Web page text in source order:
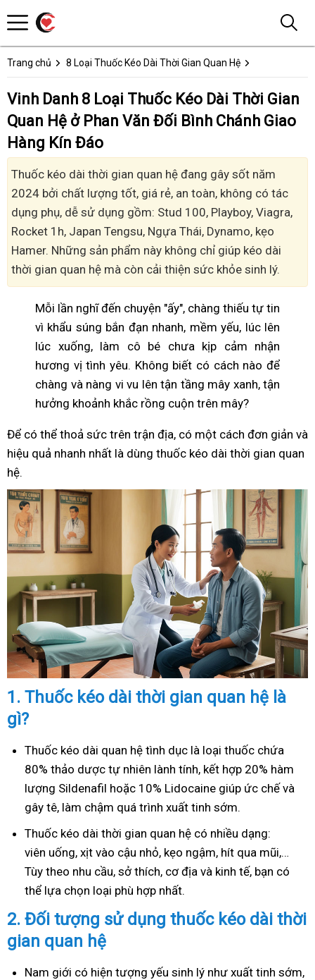
Trang chủ 8 Loại Thuốc Kéo Dài Thời Gian Quan Hệ
Vinh Danh 8 Loại Thuốc Kéo Dài Thời Gian
Quan Hệ ở Phan Văn Đối Bình Chánh Giao
Hàng Kín Đáo
Thuốc kéo dài thời gian quan hệ đang gây sốt năm
2024 bởi chất lượng tốt, giá rẻ, an toàn, không có tác
dụng phụ, dễ sử dụng gồm: Stud 100, Playboy, Viagra,
Rocket 1h, Japan Tengsu, Ngựa Thái, Dynamo, kẹo
Hamer. Những sản phẩm này không chỉ giúp kéo dài
thời gian quan hệ mà còn cải thiện sức khỏe sinh lý.
Mỗi lần nghĩ đến chuyện "ấy", chàng thiếu tự tin
vì khẩu súng bắn đạn nhanh, mềm yếu, lúc lên
lúc xuống, làm cô bé chưa kịp cảm nhận
hương vị tình yêu. Không biết có cách nào để
chàng và nàng vi vu lên tận tầng mây xanh, tận
hưởng khoảnh khắc rồng cuộn trên mây?
Để có thể thoả sức trên trận địa, có một cách đơn giản và
hiệu quả nhanh nhất là dùng thuốc kéo dài thời gian quan
hệ.
1. Thuốc kéo dài thời gian quan hệ là
gì?
Thuốc kéo dài quan hệ tình dục là loại thuốc chứa
80% thảo dược tự nhiên lành tính, kết hợp 20% hàm
lượng Sildenafil hoặc 10% Lidocaine giúp ức chế và
gây tê, làm chậm quá trình xuất tinh sớm.
Thuốc kéo dài thời gian quan hệ có nhiều dạng:
viên uống, xịt vào cậu nhỏ, kẹo ngậm, hít qua mũi,…
Tùy theo nhu cầu, sở thích, cơ địa và kinh tế, bạn có
thể lựa chọn loại phù hợp nhất.
2. Đối tượng sử dụng thuốc kéo dài thời
gian quan hệ
Nam giới có hiện tượng yếu sinh lý như xuất tinh sớm,